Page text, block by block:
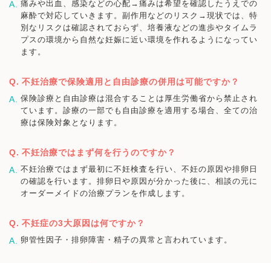
痛みや出血、感染などの心配→痛みは希望を確認したうえでの
麻酔で対応していきます。副作用などのリスク→現状では、特
別なリスクは確認されておらず、培養液などの進歩やタイムラ
プスの環境から自然な妊娠に近い環境を作れるようになってい
ます。
不妊治療で保険適用と自由診療の併用は可能ですか？
保険診療と自由診療は混合することは厚生労働省から禁止され
ています。診療の一部でも自由診療を適用する場合、全ての治
療は保険対象となります。
不妊治療ではまず何を行うのですか？
不妊治療ではまず最初に不妊検査を行い、不妊の原因や排卵日
の確認を行います。排卵日や原因が分かった後に、相談の元に
オーダーメイドの治療プランを作成します。
不妊症の3大原因は何ですか？
卵管性因子・排卵障害・精子の異常と言われています。